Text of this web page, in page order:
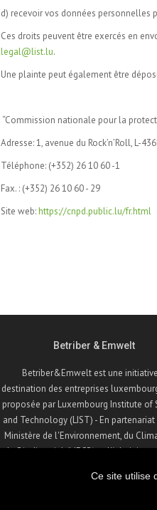
Ce site utilise
d) recevoir vos données personnelles
Ces droits peuvent être exercés en
legal@list.lu.
Une plainte peut également être
“Commission nationale pour la
Adresse: 1, avenue du Rock’n’Roll, L-
Téléphone: (+352) 26 10 60 -1
Fax. : (+352) 26 10 60 - 29
Site web:https://cnpd.public.lu/fr.html
Betriber & Emwelt
Betriber&Emwelt est une
destination des entreprises
proposée par Luxembourg Institute of
and Technology (LIST) - En
Ministère de l'Environnement, du
la Biodiversité (MECB) et